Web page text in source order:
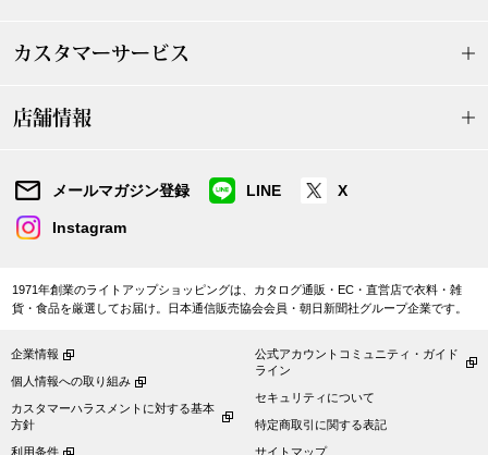
おすすめ特集
【特集】
カスタマーサービス
店舗情報
メールマガジン登録 LINE X
Instagram
1971年創業のライトアップショッピングは、カタログ通販・EC・直営店で衣料・雑
貨・食品を厳選してお届け。日本通信販売協会会員・朝日新聞社グループ企業です。
企業情報
個人情報への取り組み
カスタマーハラスメントに対する基本
方針
利用条件
公式アカウントコミュニティ・ガイド
ライン
セキュリティについて
特定商取引に関する表記
サイトマップ